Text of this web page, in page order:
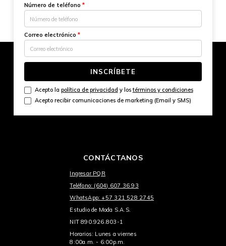
Número de teléfono *
Correo electrónico *
INSCRÍBETE
Acepto la política de privacidad y lostérminos y condiciones
Acepto recibir comunicaciones de marketing (Email y SMS)
CONTÁCTANOS
Ingresar PQR
Teléfono: (604) 607 36 93
WhatsApp: +57 321 528 2745
Estudio de Moda S.A.S.
NIT 890.926.803-1
Horarios: Lunes a viernes
8:00a.m. - 6:00p.m.